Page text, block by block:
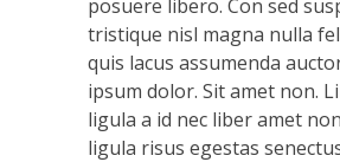
posuere libero. Con sed
tristique nisl magna nulla
quis lacus assumenda
ipsum dolor. Sit amet non.
ligula a id nec liber amet
ligula risus egestas